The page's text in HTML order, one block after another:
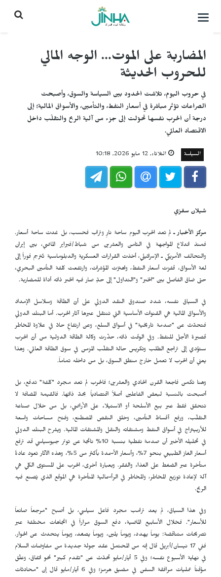
التحكم
المضاربة على الموت... الوجه المالي
للحروب الحديثة
في حروب اليوم، تلاشت الحدود بين السياسة والسوق، وأصبحت
الصراعات تؤثر مباشرة في أسعار النفط، والتأمين، والأسواق المالية؛ إلى
درجة أن الحرب نفسها تحوّلت إلى جزء من آلية الربح والتقلّب داخل
الاقتصاد العالمي.
السياسة الثلاثاء, 12 مايو 2026, 10:18
شيلان سقزي
مركز الأخبار ـلم تعد الحرب اليوم ساحة نارٍ وتراب فحسب، بل غدت ساحة أسعار.
فمنذ اندلاع المواجهة في الثامن والعشرين من شباط/فبراير الماضي، بين إيران
والتحالف الأمريكي ـ الإسرائيلي، أخذت القرارات العسكرية والدبلوماسية تُترجم فوراً إلى
لغة الأسواق، قفزت أسعار النفط، واهتزت المؤشرات، وارتفعت كلفة التأمين البحري،
حتى ضاق الفاصل بين "الخبر" و"التداول" إلى حدٍّ صار فيه الخبر ذاته أداة للمضاربة.
في السياق نفسه، شدد صندوق النقد الدولي على أنّ الطاقة وسلاسل الإمداد
والأسواق المالية هي القنوات الأساسية التي تنتقل عبرها آثار الحرب. أما البنك الدولي
فتحدّث عن "صدمة تاريخية" في أسواق السلع، وعن ارتفاعٍ حادّ في علاوة المخاطر
قصيرة الأجل للنفط. وفي الوقت ذاته، حذّرت وكالة الطاقة الدولية من أنّ الحرب
ستؤدي إلى تراجع الطلب وتكريس حالة التقلّب المزمن في سوق الطاقة العالمي. وهذا
يعني أنّ الحرب لا تعمل خارج منطق السوق، بل من داخله تماماً.
وهنا تكمن فاجعة القرن الحادي والعشرين؛ فالحرب لم تعد مجرد "كلفة" تدفع، بل
أصبحت بالنسبة لبعض الفاعلين أصلاً اقتصادياً بحدّ ذاتها. فالقيمة المضافة لا
تتحقق فقط عبر بيع الأسلحة أو الاستيلاء على الأراضي، بل من خلال صناعة
التقلّب، ورفع أقساط التأمين، وخلق النقص المصطنع، وفتح مساحات واسعة
للأربيتراج في أسواق النفط ومشتقاته والنقل والمشتقات المالية. ويشرح البنك الدولي
في تحليله الأخير أن صدمة نفطية بنسبة 10% ناتجة عن توتر جيوسياسي قد ترفع
أسعار الغاز الطبيعي بنحو 7%، وأسعار الأسمدة بأكثر من 5%، وهذه الآثار تعود عادةً
متأخرة عبر الضغط على الغذاء والفقر. وبعبارة أخرى، الحرب على المستوى الكلي هي
آلة لإعادة توزيع المخاطر، والمخاطر في الرأسمالية المتأخرة هي الموقع الذي يُصنع فيه
الربح.
وفي هذا السياق، لم يعد ترامب مجرد فاعل سياسي، بل أصبح "مرجعاً صانعاً
للأسعار". فخلال الأسابيع الماضية، دفع السوق مراراً في اتجاهات مختلفة عبر
تصريحات متناقضة: يوماً يهدد، ويوماً يلين، ويوماً يصعّد، ويوماً يتحدث عن الحوار.
ففي 17 نيسان/أبريل قال إنه من المحتمل عقد جولة جديدة من مفاوضات السلام
في نهاية الأسبوع نفسه؛ وفي 5 أيار/مايو تحدّث عن "تقدم كبير" نحو اتفاق، وعلّق
مؤقتاً عمليات مرافقة السفن في مضيق هرمز؛ وفي 6 أيار/مايو قال إن "محادثات